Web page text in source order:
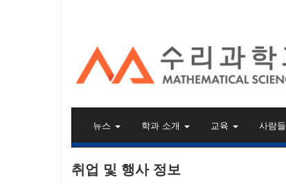
KAIST 수리과학과
뉴스 학과 소개 교육 사람들
취업 및 행사 정보